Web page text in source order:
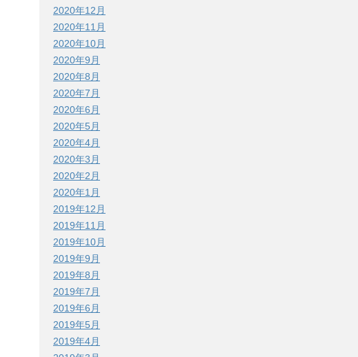
2020年12月
2020年11月
2020年10月
2020年9月
2020年8月
2020年7月
2020年6月
2020年5月
2020年4月
2020年3月
2020年2月
2020年1月
2019年12月
2019年11月
2019年10月
2019年9月
2019年8月
2019年7月
2019年6月
2019年5月
2019年4月